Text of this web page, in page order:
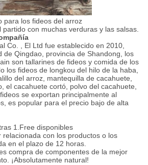
para los fideos del arroz
con muchas verduras y las salsas.
Co. , El Ltd fue establecido en 2010,
de Qingdao, provincia de Shandong, los
son tallarines de fideos y comida de los
los fideos de longkou del hilo de la haba,
del arroz, mantequilla de cacahuete,
el cacahuete cortó, polvo del cacahuete,
se exportan principalmente al
es popular para el precio bajo de alta
1.Free disponibles
relacionada con los productos o los
en el plazo de 12 horas.
compra de componentes de la mejor
¡Absolutamente natural!